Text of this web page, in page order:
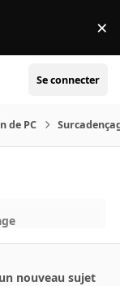
×
Se connecter
de PC
nouveau sujet